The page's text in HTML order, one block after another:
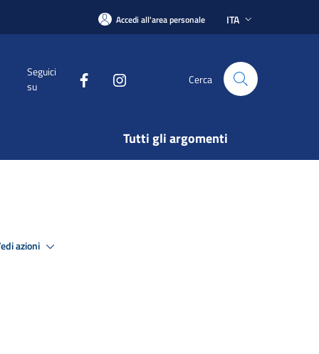
Accedi all'area personale ITA
Seguici
su
Cerca
Tutti gli argomenti
azioni